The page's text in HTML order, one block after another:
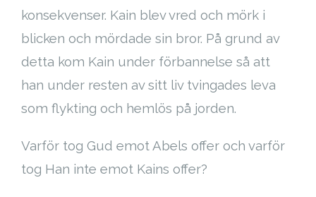
konsekvenser. Kain blev vred och mörk i
blicken och mördade sin bror. På grund av
detta kom Kain under förbannelse så att
han under resten av sitt liv tvingades leva
som flykting och hemlös på jorden.
Varför tog Gud emot Abels offer och varför
tog Han inte emot Kains offer?